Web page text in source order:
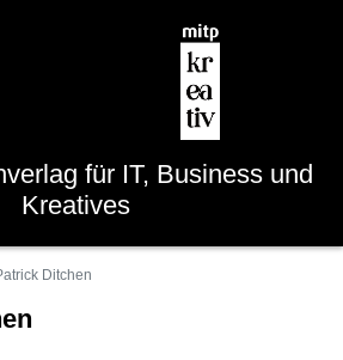
für IT, Business und
Kreatives
Ditchen